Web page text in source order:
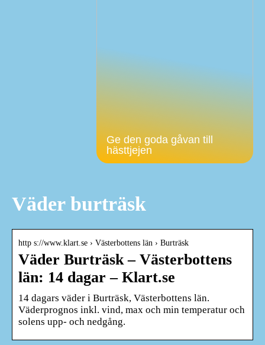
Ge den goda gåvan till
hästtjejen
Väder burträsk
http s://www.klart.se › Västerbottens län › Burträsk
Väder Burträsk – Västerbottens
län: 14 dagar – Klart.se
14 dagars väder i Burträsk, Västerbottens län.
Väderprognos inkl. vind, max och min temperatur och
solens upp- och nedgång.